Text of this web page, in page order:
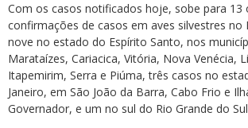
Com os casos notificados hoje, sobe para 13
confirmações de casos em aves silvestres no
nove no estado do Espírito Santo, nos
Marataízes, Cariacica, Vitória, Nova Venécia,
Itapemirim, Serra e Piúma, três casos no
Janeiro, em São João da Barra, Cabo Frio e
Governador, e um no sul do Rio Grande do